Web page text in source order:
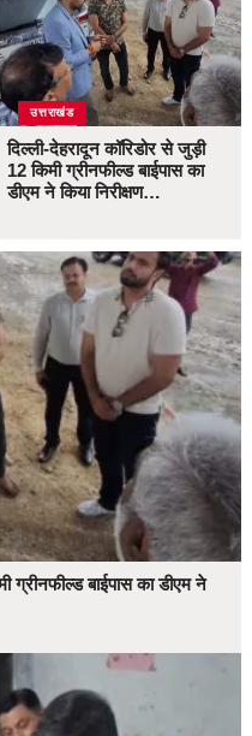
उत्तराखंड
दिल्ली-देहरादून कॉरिडोर से जुड़ी
12 किमी ग्रीनफील्ड बाईपास का
डीएम ने किया निरीक्षण…
ग्रीनफील्ड बाईपास का डीएम ने